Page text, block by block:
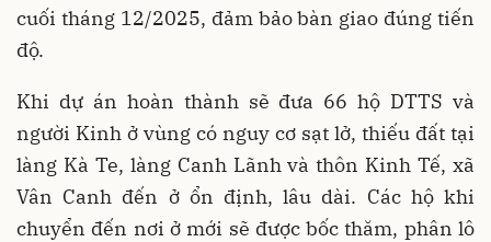
cuối tháng 12/2025, đảm bảo bàn giao đúng tiến
độ.
Khi dự án hoàn thành sẽ đưa 66 hộ DTTS và
người Kinh ở vùng có nguy cơ sạt lở, thiếu đất tại
làng Kà Te, làng Canh Lãnh và thôn Kinh Tế, xã
Vân Canh đến ở ổn định, lâu dài. Các hộ khi
chuyển đến nơi ở mới sẽ được bốc thăm, phân lô